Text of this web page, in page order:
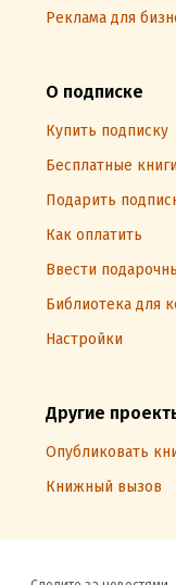
Реклама для
О подписке
Купить подписку
Бесплатные книги
Подарить
Как оплатить
Ввести
Библиотека для
Настройки
Другие
Опубликовать
Книжный вызов